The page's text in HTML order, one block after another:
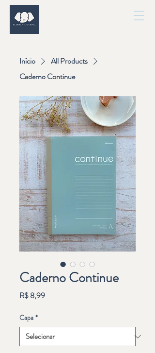
Início
All Products
Caderno Continue
Caderno Continue
R$ 8,99Preço
Capa *